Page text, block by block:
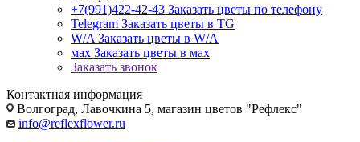
+7(991)422-42-43 Заказать цветы по телефону
Telegram Заказать цветы в TG
W/A Заказать цветы в W/A
мах Заказать цветы в мах
Заказать звонок
Контактная информация
Волгоград, Лавочкина 5, магазин цветов "Рефлекс"
info@reflexflower.ru